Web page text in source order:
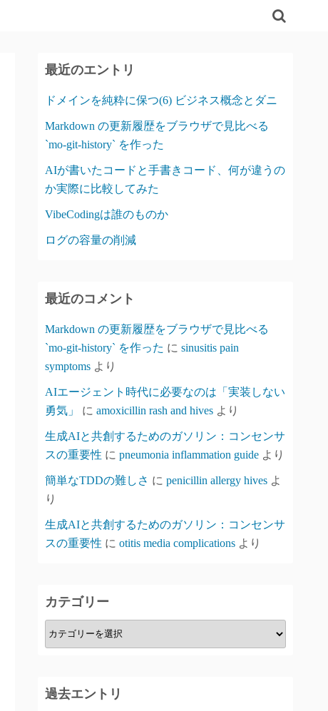
最近のエントリ
ドメインを純粋に保つ(6) ビジネス概念とダニ
Markdown の更新履歴をブラウザで見比べる
`mo-git-history` を作った
AIが書いたコードと手書きコード、何が違うの
か実際に比較してみた
VibeCodingは誰のものか
ログの容量の削減
最近のコメント
Markdown の更新履歴をブラウザで見比べる
`mo-git-history` を作った に sinusitis pain
symptoms より
AIエージェント時代に必要なのは「実装しない
勇気」
に amoxicillin rash and hives より
生成AIと共創するためのガソリン：コンセンサ
スの重要性 に pneumonia inflammation guide より
簡単なTDDの難しさ に penicillin allergy hives よ
り
生成AIと共創するためのガソリン：コンセンサ
スの重要性 に otitis media complications より
カテゴリー
カ
テ
ー
過去エントリ